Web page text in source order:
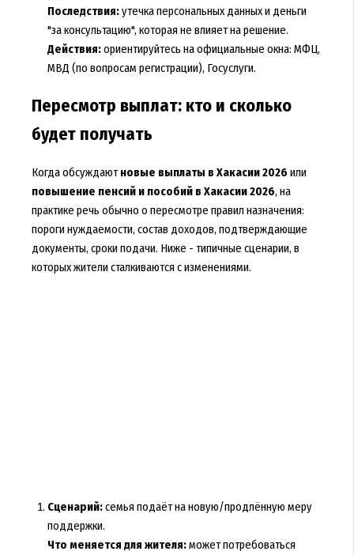
Последствия:утечка персональных данных и деньги
"за консультацию", которая не влияет на решение.
Действия:ориентируйтесь на официальные окна: МФЦ,
МВД (по вопросам регистрации), Госуслуги.
Пересмотр выплат: кто и сколько
будет получать
Когда обсуждаютновые выплаты в Хакасии 2026 или
повышение пенсий и пособий в Хакасии 2026, на
практике речь обычно о пересмотре правил назначения:
пороги нуждаемости, состав доходов, подтверждающие
документы, сроки подачи. Ниже - типичные сценарии, в
которых жители сталкиваются с изменениями.
Сценарий:семья подаёт на новую/продлённую меру
поддержки.
Что меняется для жителя:может потребоваться